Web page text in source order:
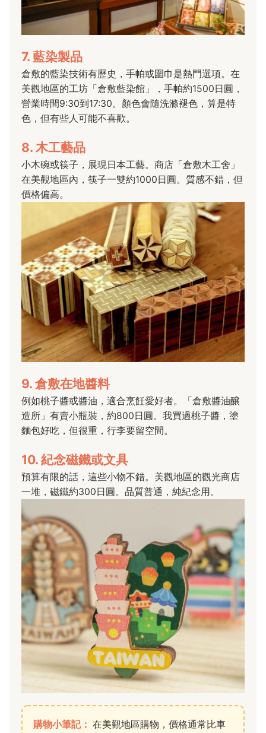
7. 藍染製品
倉敷的藍染技術有歷史，手帕或圍巾是熱門選項。在
美觀地區的工坊「倉敷藍染館」，手帕約1500日圓，
營業時間9:30到17:30。顏色會隨洗滌褪色，算是特
色，但有些人可能不喜歡。
8. 木工藝品
小木碗或筷子，展現日本工藝。商店「倉敷木工舍」
在美觀地區內，筷子一雙約1000日圓。質感不錯，但
價格偏高。
9. 倉敷在地醬料
例如桃子醬或醬油，適合烹飪愛好者。「倉敷醬油醸
造所」有賣小瓶裝，約800日圓。我買過桃子醬，塗
麵包好吃，但很重，行李要留空間。
10. 紀念磁鐵或文具
預算有限的話，這些小物不錯。美觀地區的觀光商店
一堆，磁鐵約300日圓。品質普通，純紀念用。
購物小筆記： 在美觀地區購物，價格通常比車